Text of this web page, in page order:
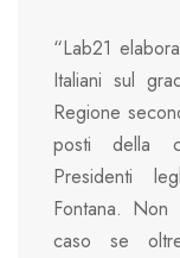
“Lab21
Italiani sul
Regione
posti della
Presidenti
Fontana.
caso se